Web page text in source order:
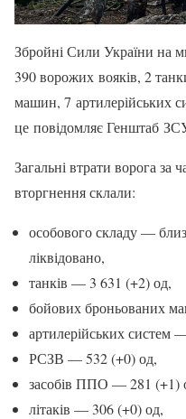
Збройні Сили України на
390 ворожих вояків, 2
машин, 7 артилерійських
це повідомляє Генштаб
Загальні втрати ворога за
вторгнення склали:
особового складу —
ліквідовано,
танків — 3 631 (+2) од,
бойових броньованих
артилерійських систем
РСЗВ — 532 (+0) од,
засобів ППО — 281 (+1)
літаків — 306 (+0) од,